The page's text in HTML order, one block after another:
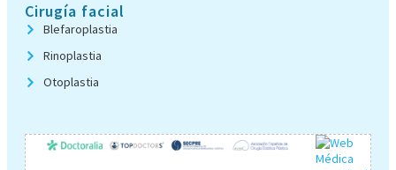
Cirugía facial
Blefaroplastia
Rinoplastia
Otoplastia